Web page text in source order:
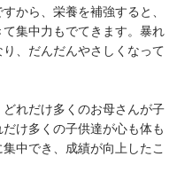
から、栄養を補強すると、
集中力もでてきます。暴れ
、だんだんやさしくなって
れだけ多くのお母さんが子
け多くの子供達が心も体も
中でき、成績が向上したこ